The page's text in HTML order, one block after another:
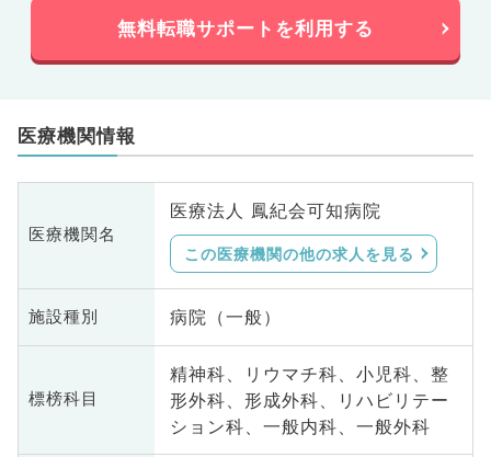
無料転職サポートを利用する
医療機関情報
医療機関名
医療法人 鳳紀会可知病院
この医療機関の他の求人を見る
施設種別 病院（一般）
標榜科目
精神科、リウマチ科、小児科、整
形外科、形成外科、リハビリテー
ション科、一般内科、一般外科